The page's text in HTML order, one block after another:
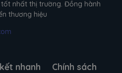
nhất thị trường. Đồng hành
thương hiệu
nhanh Chính sách